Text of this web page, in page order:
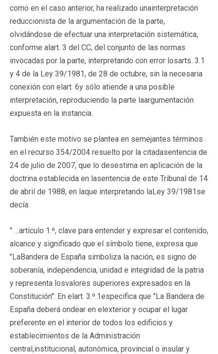
como en el caso anterior, ha realizado unainterpretación
reduccionista de la argumentación de la parte,
olvidándose de efectuar una interpretación sistemática,
conforme alart. 3 del CC, del conjunto de las normas
invocadas por la parte, interpretando con error losarts. 3.1
y 4 de la Ley 39/1981, de 28 de octubre, sin la necesaria
conexión con elart. 6y sólo atiende a una posible
interpretación, reproduciendo la parte laargumentación
expuesta en la instancia.
También este motivo se plantea en semejantes términos
en el recurso 354/2004 resuelto por la citadasentencia de
24 de julio de 2007, que lo desestima en aplicación de la
doctrina establecida en lasentencia de este Tribunal de 14
de abril de 1988, en laque interpretando laLey 39/1981se
decía:
" …artículo 1.º, clave para entender y expresar el contenido,
alcance y significado que el símbolo tiene, expresa que
"LaBandera de España simboliza la nación, es signo de
soberanía, independencia, unidad e integridad de la patria
y representa losvalores superiores expresados en la
Constitución". En elart. 3.º.1especifica que "La Bandera de
España deberá ondear en elexterior y ocupar el lugar
preferente en el interior de todos los edificios y
establecimientos de la Administración
central,institucional, autonómica, provincial o insular y